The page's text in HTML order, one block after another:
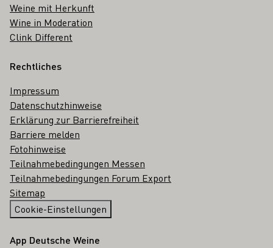
Weine mit Herkunft
Wine in Moderation
Clink Different
Rechtliches
Impressum
Datenschutzhinweise
Erklärung zur Barrierefreiheit
Barriere melden
Fotohinweise
Teilnahmebedingungen Messen
Teilnahmebedingungen Forum Export
Sitemap
Cookie-Einstellungen
App Deutsche Weine